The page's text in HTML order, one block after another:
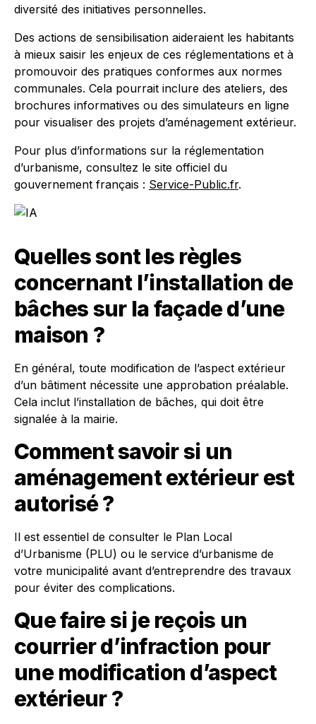
diversité des initiatives personnelles.
Des actions de sensibilisation aideraient les habitants
à mieux saisir les enjeux de ces réglementations et à
promouvoir des pratiques conformes aux normes
communales. Cela pourrait inclure des ateliers, des
brochures informatives ou des simulateurs en ligne
pour visualiser des projets d’aménagement extérieur.
Pour plus d’informations sur la réglementation
d’urbanisme, consultez le site officiel du
gouvernement français : Service-Public.fr.
Quelles sont les règles
concernant l’installation de
bâches sur la façade d’une
maison ?
En général, toute modification de l’aspect extérieur
d’un bâtiment nécessite une approbation préalable.
Cela inclut l’installation de bâches, qui doit être
signalée à la mairie.
Comment savoir si un
aménagement extérieur est
autorisé ?
Il est essentiel de consulter le Plan Local
d’Urbanisme (PLU) ou le service d’urbanisme de
votre municipalité avant d’entreprendre des travaux
pour éviter des complications.
Que faire si je reçois un
courrier d’infraction pour
une modification d’aspect
extérieur ?